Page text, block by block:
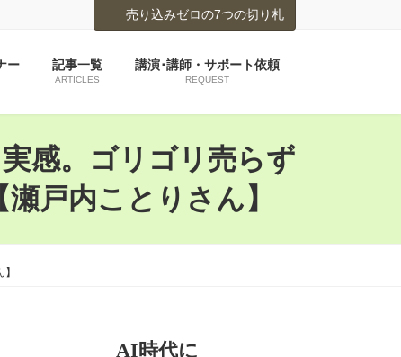
売り込みゼロの7つの切り札
ー 記事一覧
ARTICLES
講演･講師・サポート依頼
REQUEST
感。ゴリゴリ売らず
戸内ことりさん】
AI時代に